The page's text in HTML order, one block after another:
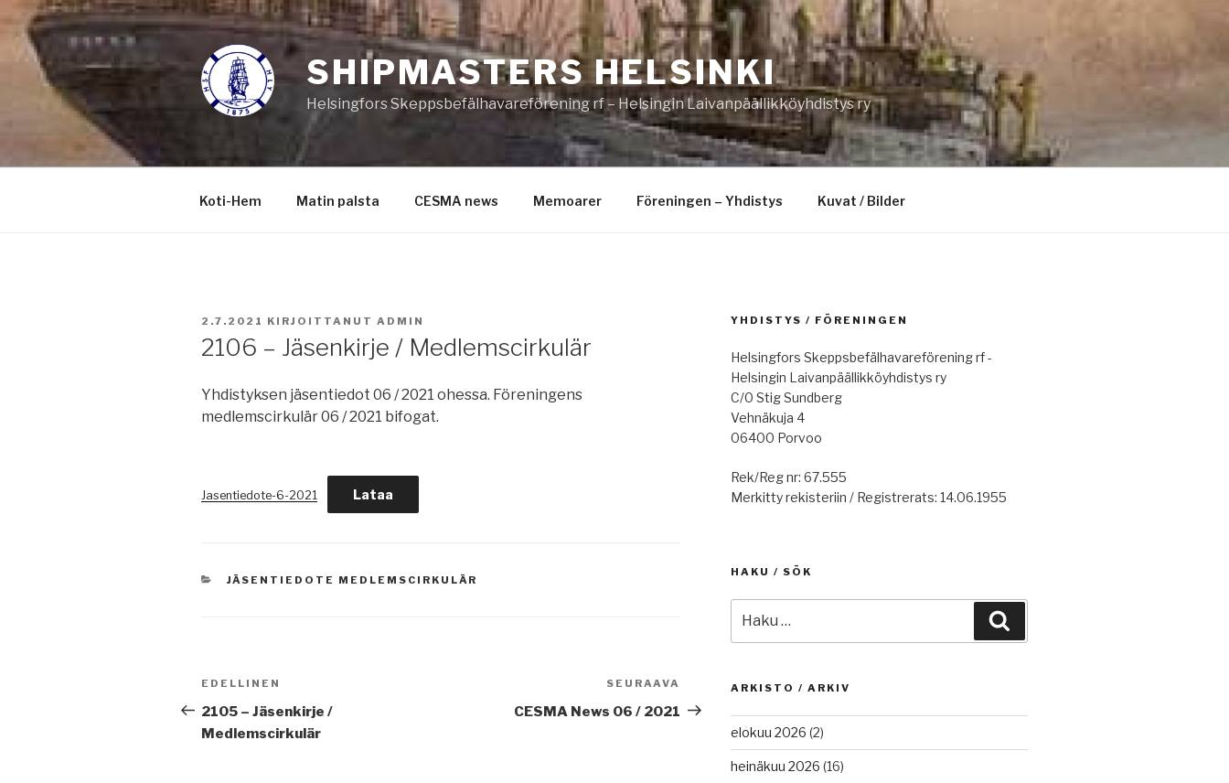
Siirry
sisältöön
SHIPMASTERS HELSINKI
Helsingfors Skeppsbefälhavareförening rf – Helsingin Laivanpäällikköyhdistys ry
Koti-Hem Matin palsta CESMA news Memoarer Föreningen – Yhdistys Kuvat / Bilder
JULKAISTU
2.7.2021 KIRJOITTANUT ADMIN
2106 – Jäsenkirje / Medlemscirkulär
Yhdistyksen jäsentiedot 06 / 2021 ohessa. Föreningens
medlemscirkulär 06 / 2021 bifogat.
Jasentiedote-6-2021 Lataa
KATEGORIAT
JÄSENTIEDOTE MEDLEMSCIRKULÄR
Artikkelien
selaus
Edellinen
artikkeli
EDELLINEN
2105 – Jäsenkirje /
Medlemscirkulär
Seuraava
artikkeli
SEURAAVA
CESMA News 06 / 2021
YHDISTYS / FÖRENINGEN
Helsingfors Skeppsbefälhavareförening rf -
Helsingin Laivanpäällikköyhdistys ry
C/0 Stig Sundberg
Vehnäkuja 4
06400 Porvoo
Rek/Reg nr: 67.555
Merkitty rekisteriin / Registrerats: 14.06.1955
HAKU / SÖK
ARKISTO / ARKIV
elokuu 2026 (2)
heinäkuu 2026 (16)